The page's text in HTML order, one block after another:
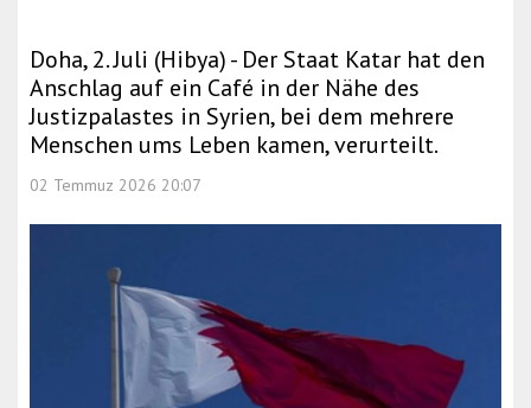
Doha, 2. Juli (Hibya) - Der Staat Katar hat den
Anschlag auf ein Café in der Nähe des
Justizpalastes in Syrien, bei dem mehrere
Menschen ums Leben kamen, verurteilt.
02 Temmuz 2026 20:07